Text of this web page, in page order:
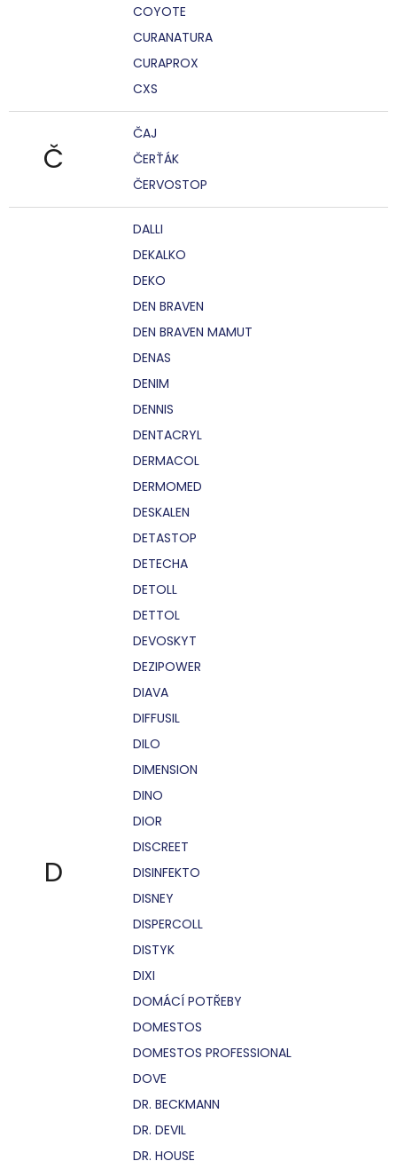
COYOTE
CURANATURA
CURAPROX
CXS
Č
ČAJ
ČERŤÁK
ČERVOSTOP
D
DALLI
DEKALKO
DEKO
DEN BRAVEN
DEN BRAVEN MAMUT
DENAS
DENIM
DENNIS
DENTACRYL
DERMACOL
DERMOMED
DESKALEN
DETASTOP
DETECHA
DETOLL
DETTOL
DEVOSKYT
DEZIPOWER
DIAVA
DIFFUSIL
DILO
DIMENSION
DINO
DIOR
DISCREET
DISINFEKTO
DISNEY
DISPERCOLL
DISTYK
DIXI
DOMÁCÍ POTŘEBY
DOMESTOS
DOMESTOS PROFESSIONAL
DOVE
DR. BECKMANN
DR. DEVIL
DR. HOUSE